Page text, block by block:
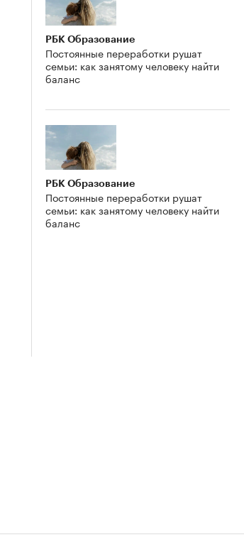
РБК Образование
Постоянные переработки рушат
семьи: как занятому человеку найти
баланс
РБК Образование
Постоянные переработки рушат
семьи: как занятому человеку найти
баланс